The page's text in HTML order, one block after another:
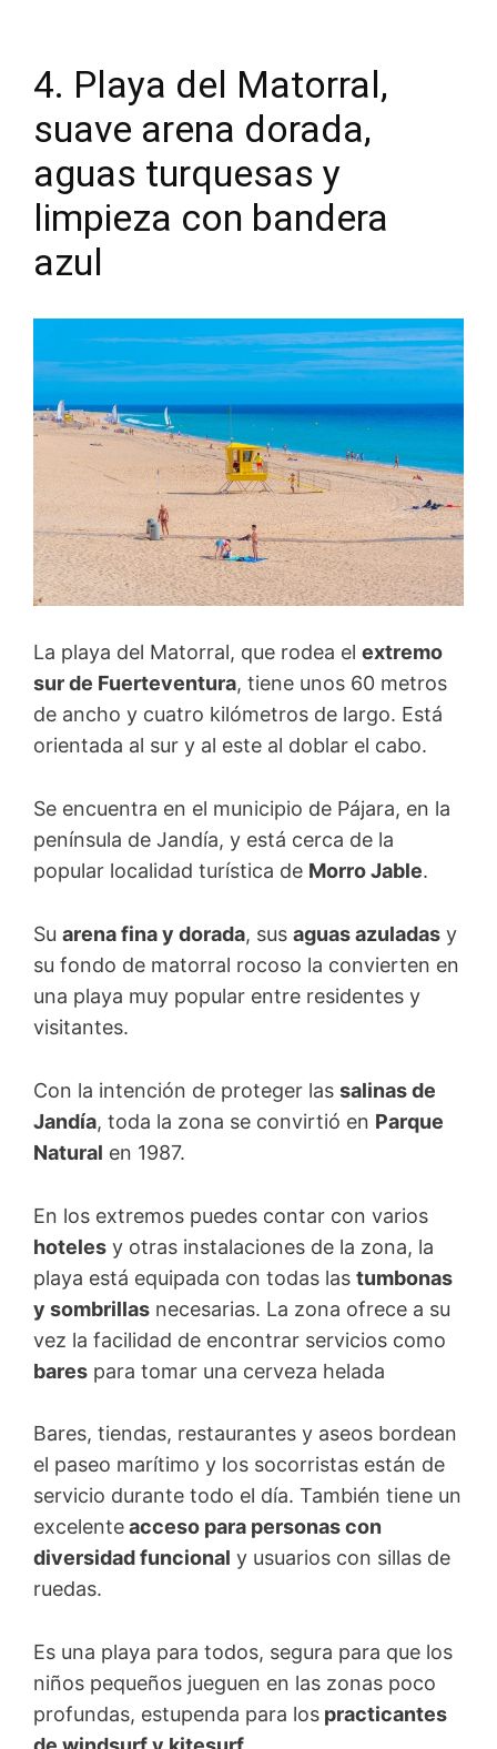
4. Playa del Matorral,
suave arena dorada,
aguas turquesas y
limpieza con bandera
azul
La playa del Matorral, que rodea el extremo
sur de Fuerteventura, tiene unos 60 metros
de ancho y cuatro kilómetros de largo. Está
orientada al sur y al este al doblar el cabo.
Se encuentra en el municipio de Pájara, en la
península de Jandía, y está cerca de la
popular localidad turística de Morro Jable.
Su arena fina y dorada, sus aguas azuladas y
su fondo de matorral rocoso la convierten en
una playa muy popular entre residentes y
visitantes.
Con la intención de proteger las salinas de
Jandía, toda la zona se convirtió en Parque
Natural en 1987.
En los extremos puedes contar con varios
hoteles y otras instalaciones de la zona, la
playa está equipada con todas las tumbonas
y sombrillas necesarias. La zona ofrece a su
vez la facilidad de encontrar servicios como
bares para tomar una cerveza helada
Bares, tiendas, restaurantes y aseos bordean
el paseo marítimo y los socorristas están de
servicio durante todo el día. También tiene un
excelenteacceso para personas con
diversidad funcional y usuarios con sillas de
ruedas.
Es una playa para todos, segura para que los
niños pequeños jueguen en las zonas poco
profundas, estupenda para los practicantes